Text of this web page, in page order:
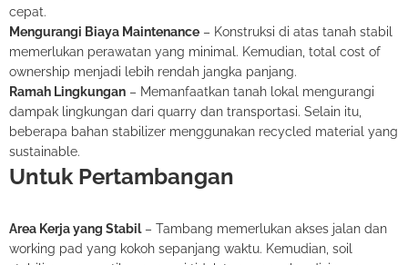
cepat.
Mengurangi Biaya Maintenance – Konstruksi di atas tanah stabil
memerlukan perawatan yang minimal. Kemudian, total cost of
ownership menjadi lebih rendah jangka panjang.
Ramah Lingkungan – Memanfaatkan tanah lokal mengurangi
dampak lingkungan dari quarry dan transportasi. Selain itu,
beberapa bahan stabilizer menggunakan recycled material yang
sustainable.
Untuk Pertambangan
Area Kerja yang Stabil– Tambang memerlukan akses jalan dan
working pad yang kokoh sepanjang waktu. Kemudian, soil